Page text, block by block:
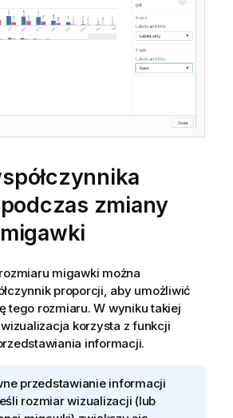
zmiany
migawki można
proporcji, aby umożliwić
tego rozmiaru. W wyniku takiej
korzysta z funkcji
informacji.
przedstawianie informacji
rozmiar wizualizacji (lub